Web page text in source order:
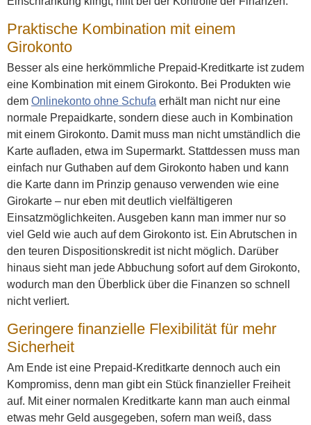
Praktische Kombination mit einem
Girokonto
Besser als eine herkömmliche Prepaid-Kreditkarte ist zudem
eine Kombination mit einem Girokonto. Bei Produkten wie
dem Onlinekonto ohne Schufa erhält man nicht nur eine
normale Prepaidkarte, sondern diese auch in Kombination
mit einem Girokonto. Damit muss man nicht umständlich die
Karte aufladen, etwa im Supermarkt. Stattdessen muss man
einfach nur Guthaben auf dem Girokonto haben und kann
die Karte dann im Prinzip genauso verwenden wie eine
Girokarte – nur eben mit deutlich vielfältigeren
Einsatzmöglichkeiten. Ausgeben kann man immer nur so
viel Geld wie auch auf dem Girokonto ist. Ein Abrutschen in
den teuren Dispositionskredit ist nicht möglich. Darüber
hinaus sieht man jede Abbuchung sofort auf dem Girokonto,
wodurch man den Überblick über die Finanzen so schnell
nicht verliert.
Geringere finanzielle Flexibilität für mehr
Sicherheit
Am Ende ist eine Prepaid-Kreditkarte dennoch auch ein
Kompromiss, denn man gibt ein Stück finanzieller Freiheit
auf. Mit einer normalen Kreditkarte kann man auch einmal
etwas mehr Geld ausgegeben, sofern man weiß, dass